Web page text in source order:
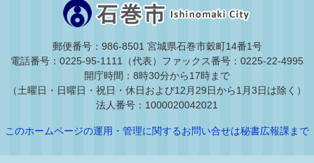
郵便番号：986-8501 宮城県石巻市穀町14番1号
電話番号：0225-95-1111（代表） ファックス番号：0225-22-4995
開庁時間：8時30分から17時まで
（土曜日・日曜日・祝日・休日および12月29日から1月3日は除く）
法人番号：1000020042021
このホームページの運用・管理に関するお問い合せは秘書広報課まで